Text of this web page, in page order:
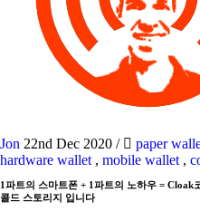
Jon 22nd Dec 2020 / paper
hardware wallet , mobile wallet ,
1파트의 스마트폰 + 1파트의 노하우 = Cloak
콜드 스토리지 입니다